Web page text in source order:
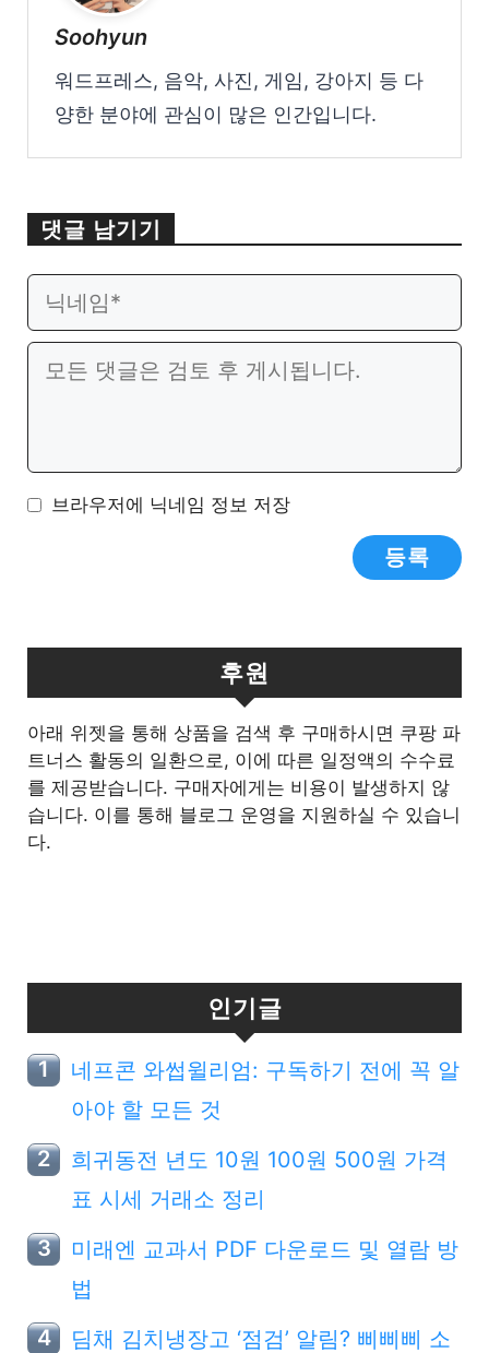
Soohyun
워드프레스, 음악, 사진, 게임, 강아지 등 다
양한 분야에 관심이 많은 인간입니다.
댓글 남기기
댓
이
일
웹
이
브라우저에 닉네임 정보 저장
후원
아래 위젯을 통해 상품을 검색 후 구매하시면 쿠팡 파
트너스 활동의 일환으로, 이에 따른 일정액의 수수료
를 제공받습니다. 구매자에게는 비용이 발생하지 않
습니다. 이를 통해 블로그 운영을 지원하실 수 있습니
다.
인기글
네프콘 와썹윌리엄: 구독하기 전에 꼭 알
아야 할 모든 것
희귀동전 년도 10원 100원 500원 가격
표 시세 거래소 정리
미래엔 교과서 PDF 다운로드 및 열람 방
법
딤채 김치냉장고 ‘점검’ 알림? 삐삐삐 소